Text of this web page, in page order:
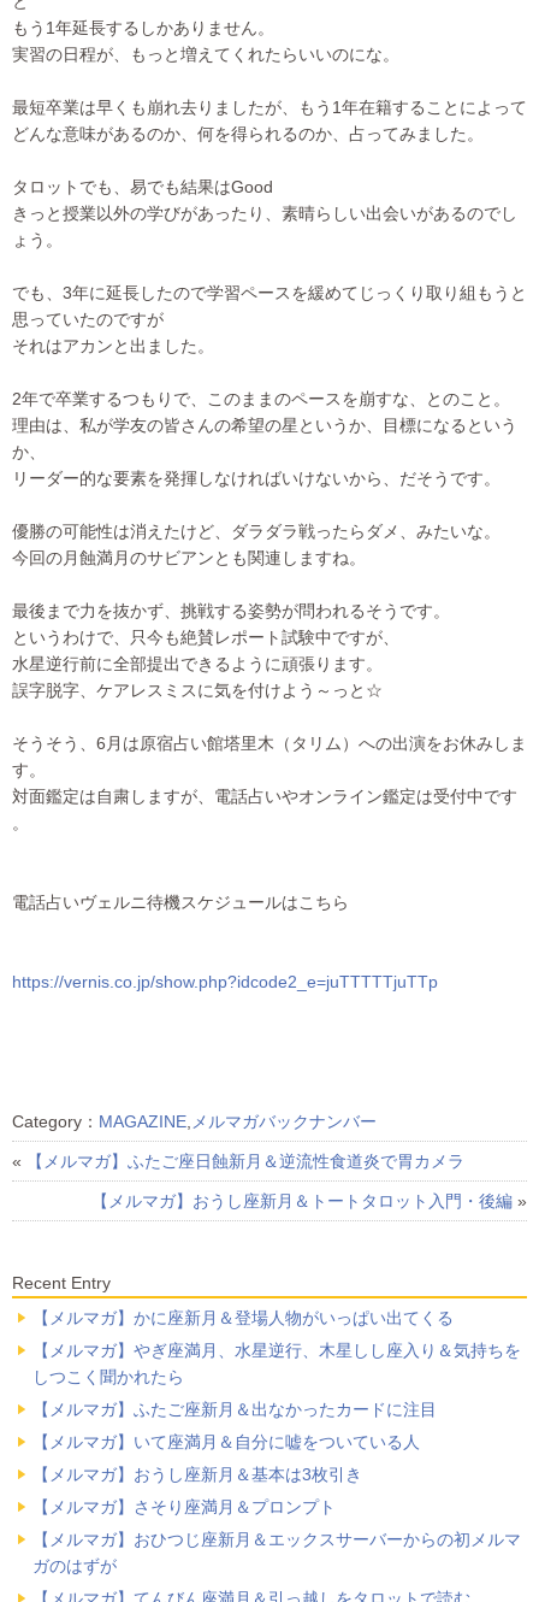
もう1年延長するしかありません。
実習の日程が、もっと増えてくれたらいいのにな。
最短卒業は早くも崩れ去りましたが、もう1年在籍することによって
どんな意味があるのか、何を得られるのか、占ってみました。
タロットでも、易でも結果はGood
きっと授業以外の学びがあったり、素晴らしい出会いがあるのでし
ょう。
でも、3年に延長したので学習ペースを緩めてじっくり取り組もう と
思っていたのですが
それはアカンと出ました。
2年で卒業するつもりで、このままのペースを崩すな、とのこと。
理由は、私が学友の皆さんの希望の星というか、目標になるという
か、
リーダー的な要素を発揮しなければいけないから、だそうです。
優勝の可能性は消えたけど、ダラダラ戦ったらダメ、みたいな。
今回の月蝕満月のサビアンとも関連しますね。
最後まで力を抜かず、挑戦する姿勢が問われるそうです。
というわけで、只今も絶賛レポート試験中ですが、
水星逆行前に全部提出できるように頑張ります。
誤字脱字、ケアレスミスに気を付けよう～っと☆
そうそう、6月は原宿占い館塔里木（タリム）への出演をお休みし ま
す。
対面鑑定は自粛しますが、電話占いやオンライン鑑定は受付中です
。
電話占いヴェルニ待機スケジュールはこちら
https://vernis.co.jp/show.php?idcode2_e=juTTTTTjuTTp
Category： MAGAZINE,メルマガバックナンバー
« 【メルマガ】ふたご座日蝕新月＆逆流性食道炎で胃カメラ
【メルマガ】おうし座新月＆トートタロット入門・後編 »
Recent Entry
【メルマガ】かに座新月＆登場人物がいっぱい出てくる
【メルマガ】やぎ座満月、水星逆行、木星しし座入り＆気持ちを
しつこく聞かれたら
【メルマガ】ふたご座新月＆出なかったカードに注目
【メルマガ】いて座満月＆自分に嘘をついている人
【メルマガ】おうし座新月＆基本は3枚引き
【メルマガ】さそり座満月＆プロンプト
【メルマガ】おひつじ座新月＆エックスサーバーからの初メルマ
ガのはずが